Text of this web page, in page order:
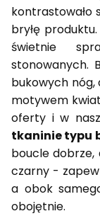
kontrastowało
bryłę
świetnie
stonowanych.
bukowych nóg,
motywem
oferty i w
tkaninie typu
boucle dobrze,
czarny -
a obok
obojętnie.